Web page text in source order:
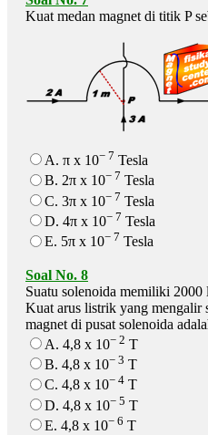
Kuat medan magnet di titik P
A. π x 10− 7 Tesla
B. 2π x 10− 7 Tesla
C. 3π x 10− 7 Tesla
D. 4π x 10− 7 Tesla
E. 5π x 10− 7 Tesla
Soal No. 8
Suatu solenoida memiliki
Kuat arus listrik yang mengalir
magnet di pusat solenoida
A. 4,8 x 10− 2 T
B. 4,8 x 10− 3 T
C. 4,8 x 10− 4 T
D. 4,8 x 10− 5 T
E. 4,8 x 10− 6 T